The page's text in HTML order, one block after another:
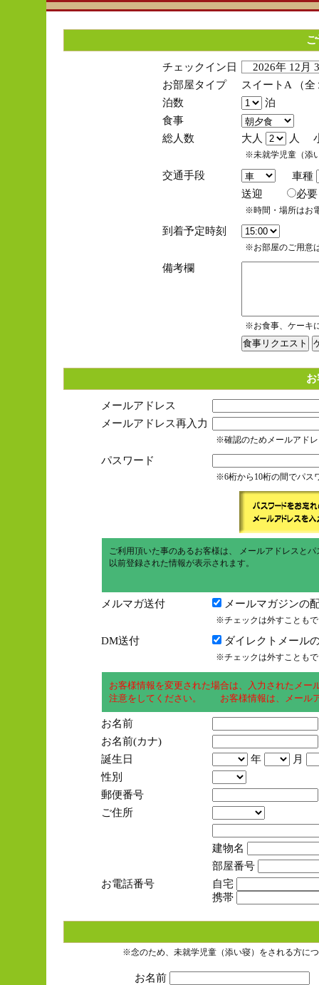
チェックイン日
2026年 12
お部屋タイプ
スイートA （
泊数
泊
食事
総人数
大人 人
※未就学児童（添
交通手段
車種
送迎
※時間・場所はお
到着予定時刻
※お部屋のご用意
備考欄
※お食事、ケーキ
メールアドレス
メールアドレス再入力
※確認のためメールアド
パスワード
※6桁から10桁の間でパス
ご利用頂いた事のあるお客様は、 メールアドレスと
以前登録された情報が表示されます。
メルマガ送付 メールマガジンの
※チェックは外すことも
DM送付 ダイレクトメール
※チェックは外すことも
お客様情報を変更された場合は、入力されたメ
注意をしてください。 お客様情報は、メール
お名前
お名前(カナ)
誕生日
年
月
性別
郵便番号
ご住所
建物名
部屋番号
お電話番号
自宅
携帯
※念のため、未就学児童（添い寝）をされる方に
お名前